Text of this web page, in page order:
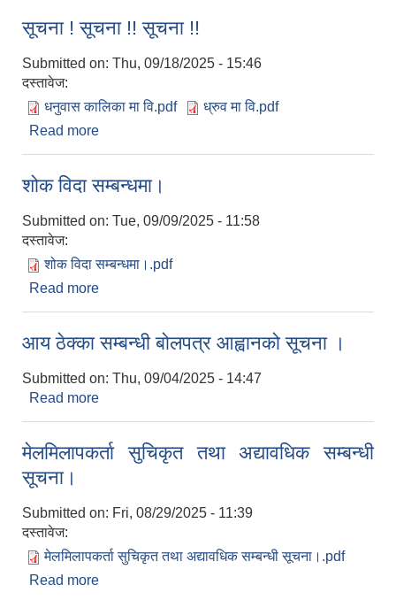
सूचना ! सूचना !! सूचना !!
Submitted on: Thu, 09/18/2025 - 15:46
दस्तावेज:
धनुवास कालिका मा वि.pdf
ध्रुव मा वि.pdf
Read more
शोक विदा सम्बन्धमा।
Submitted on: Tue, 09/09/2025 - 11:58
दस्तावेज:
शोक विदा सम्बन्धमा।.pdf
Read more
आय ठेक्का सम्बन्धी बोलपत्र आह्वानको सूचना ।
Submitted on: Thu, 09/04/2025 - 14:47
Read more
मेलमिलापकर्ता सुचिकृत तथा अद्यावधिक सम्बन्धी
सूचना।
Submitted on: Fri, 08/29/2025 - 11:39
दस्तावेज:
मेलमिलापकर्ता सुचिकृत तथा अद्यावधिक सम्बन्धी सूचना।.pdf
Read more